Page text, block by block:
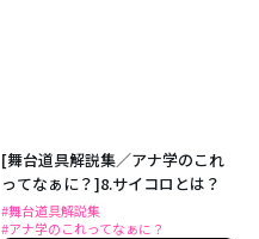
[舞台道具解説集／アナ学のこれ
ってなぁに？]8.サイコロとは？
#舞台道具解説集
#アナ学のこれってなぁに？